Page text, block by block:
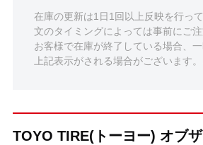
在庫の更新は1日1回以上反映を行っ
文のタイミングによっては事前にご
お客様で在庫が終了している場合、
上記表示がされる場合がございます
TOYO TIRE(トーヨー) オブ